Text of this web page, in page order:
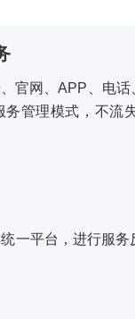
官网、APP、电
务管理模式，不流
一平台，进行服